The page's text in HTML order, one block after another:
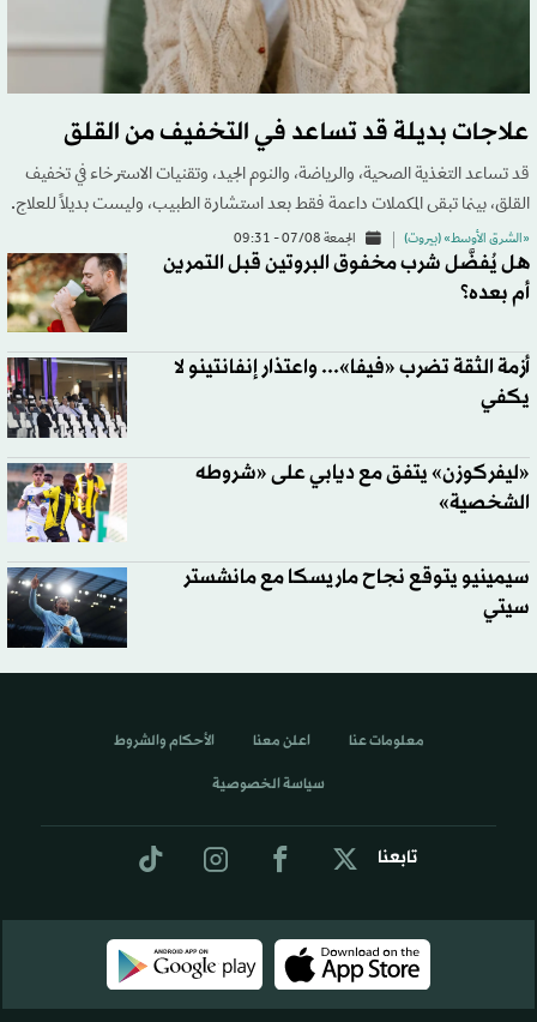
علاجات بديلة قد تساعد في التخفيف من القلق
قد تساعد التغذية الصحية، والرياضة، والنوم الجيد، وتقنيات الاسترخاء في تخفيف
القلق، بينما تبقى المكملات داعمة فقط بعد استشارة الطبيب، وليست بديلاً للعلاج.
«الشرق الأوسط» (بيروت) الجمعة 07/08 - 09:31
هل يُفضَّل شرب مخفوق البروتين قبل التمرين
أم بعده؟
أزمة الثقة تضرب «فيفا»... واعتذار إنفانتينو لا
يكفي
«ليفركوزن» يتفق مع ديابي على «شروطه
الشخصية»
سيمينيو يتوقع نجاح ماريسكا مع مانشستر
سيتي
تابعنا
معلومات عنا اعلن معنا الأحكام والشروط
سياسة الخصوصية